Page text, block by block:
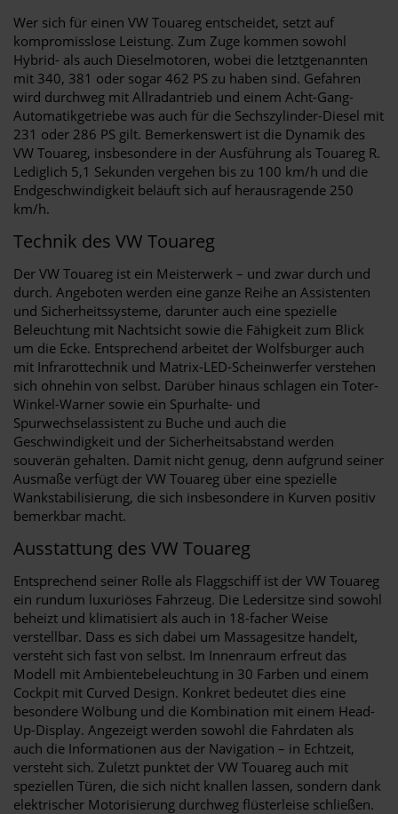
Wer sich für einen VW Touareg entscheidet, setzt auf
kompromisslose Leistung. Zum Zuge kommen sowohl
Hybrid- als auch Dieselmotoren, wobei die letztgenannten
mit 340, 381 oder sogar 462 PS zu haben sind. Gefahren
wird durchweg mit Allradantrieb und einem Acht-Gang-
Automatikgetriebe was auch für die Sechszylinder-Diesel mit
231 oder 286 PS gilt. Bemerkenswert ist die Dynamik des
VW Touareg, insbesondere in der Ausführung als Touareg R.
Lediglich 5,1 Sekunden vergehen bis zu 100 km/h und die
Endgeschwindigkeit beläuft sich auf herausragende 250
km/h.
Technik des VW Touareg
Der VW Touareg ist ein Meisterwerk – und zwar durch und
durch. Angeboten werden eine ganze Reihe an Assistenten
und Sicherheitssysteme, darunter auch eine spezielle
Beleuchtung mit Nachtsicht sowie die Fähigkeit zum Blick
um die Ecke. Entsprechend arbeitet der Wolfsburger auch
mit Infrarottechnik und Matrix-LED-Scheinwerfer verstehen
sich ohnehin von selbst. Darüber hinaus schlagen ein Toter-
Winkel-Warner sowie ein Spurhalte- und
Spurwechselassistent zu Buche und auch die
Geschwindigkeit und der Sicherheitsabstand werden
souverän gehalten. Damit nicht genug, denn aufgrund seiner
Ausmaße verfügt der VW Touareg über eine spezielle
Wankstabilisierung, die sich insbesondere in Kurven positiv
bemerkbar macht.
Ausstattung des VW Touareg
Entsprechend seiner Rolle als Flaggschiff ist der VW Touareg
ein rundum luxuriöses Fahrzeug. Die Ledersitze sind sowohl
beheizt und klimatisiert als auch in 18-facher Weise
verstellbar. Dass es sich dabei um Massagesitze handelt,
versteht sich fast von selbst. Im Innenraum erfreut das
Modell mit Ambientebeleuchtung in 30 Farben und einem
Cockpit mit Curved Design. Konkret bedeutet dies eine
besondere Wölbung und die Kombination mit einem Head-
Up-Display. Angezeigt werden sowohl die Fahrdaten als
auch die Informationen aus der Navigation – in Echtzeit,
versteht sich. Zuletzt punktet der VW Touareg auch mit
speziellen Türen, die sich nicht knallen lassen, sondern dank
elektrischer Motorisierung durchweg flüsterleise schließen.